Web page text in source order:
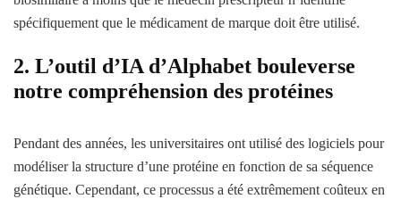
spécifiquement que le médicament de marque doit être utilisé.
2. L’outil d’IA d’Alphabet bouleverse
notre compréhension des protéines
Pendant des années, les universitaires ont utilisé des logiciels pour
modéliser la structure d’une protéine en fonction de sa séquence
génétique. Cependant, ce processus a été extrêmement coûteux en